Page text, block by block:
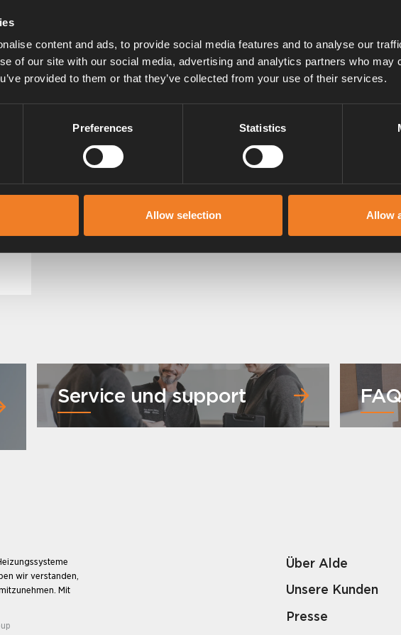
content and ads, to provide social media features and to analyse our
of our site with our social media, advertising and analytics partners who may
provided to them or that they’ve collected from your use of their services.
Preferences Statistics
Allow selection Allow
Service und support
wir verstanden,
Mit
Über Alde
Unsere Kunden
Presse